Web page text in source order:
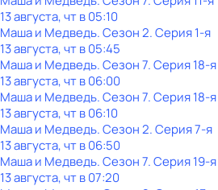
13 августа, чт в 05:10
Маша и Медведь. Сезон 2. Серия 1-я
13 августа, чт в 05:45
Маша и Медведь. Сезон 7. Серия 18-я
13 августа, чт в 06:00
Маша и Медведь. Сезон 7. Серия 18-я
13 августа, чт в 06:10
Маша и Медведь. Сезон 2. Серия 7-я
13 августа, чт в 06:50
Маша и Медведь. Сезон 7. Серия 19-я
13 августа, чт в 07:20